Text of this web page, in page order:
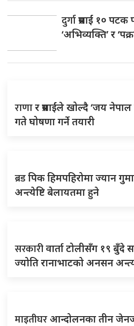
दुर्गाप्रसाईं १० पटक
‘अभिव्यक्ति’ र
राणार प्रसाईंले खोल्दै ‘जय नेपाल
गते घोषणा गर्ने तयारी
ब्रडपिक हिमपहिरोमा ज्यान
अन्त्येष्टि बेलायतमा हुने
सरकारीवार्ता टोलीसँग १९ बुँदे
ज्योति रानाभाटको अनसन
माइतीघरआन्दोलनका तीन